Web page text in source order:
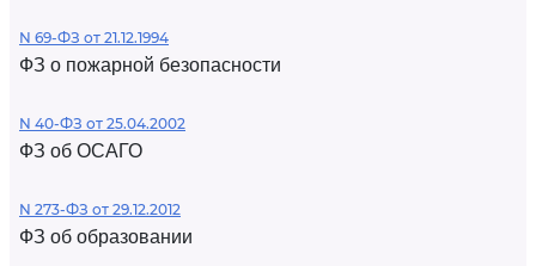
N 69-ФЗ от 21.12.1994
ФЗ о пожарной безопасности
N 40-ФЗ от 25.04.2002
ФЗ об ОСАГО
N 273-ФЗ от 29.12.2012
ФЗ об образовании